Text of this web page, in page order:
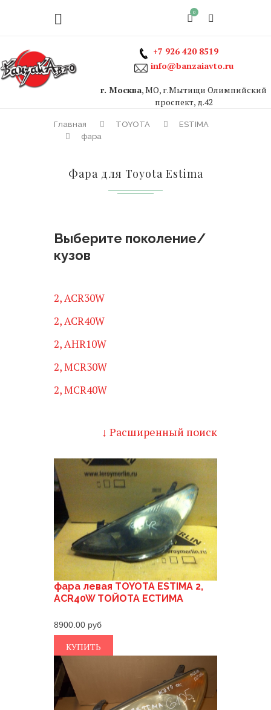
0
+7 926 420 8519
info@banzaiavto.ru
г. Москва, МО, г.Мытищи Олимпийский
проспект, д.42
Главная TOYOTA
ESTIMA
фара
Фара для Toyota Estima
Выберите поколение/
кузов
2, ACR30W
2, ACR40W
2, AHR10W
2, MCR30W
2, MCR40W
↓ Расширенный поиск
фара левая TOYOTA ESTIMA 2,
ACR40W ТОЙОТА ЕСТИМА
8900.00
КУПИТЬ